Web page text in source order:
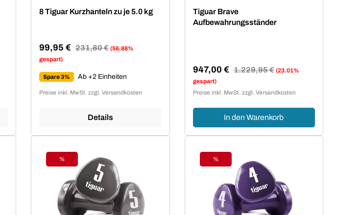
8 Tiguar Kurzhanteln zu je 5.0 kg
Verkaufspreis:
99,95 € Regulärer Preis:
231,80 € (56.88%
gespart)
Spare 3% Ab +2 Einheiten
Preise inkl. MwSt. zzgl. Versandkosten
Details
Tiguar Brave
Aufbewahrungsständer
Verkaufspreis:
947,00 € Regulärer Preis:
1.229,95 € (23.01%
gespart)
Preise inkl. MwSt. zzgl. Versandkosten
In den Warenkorb
Rabatt
%
Rabatt
%